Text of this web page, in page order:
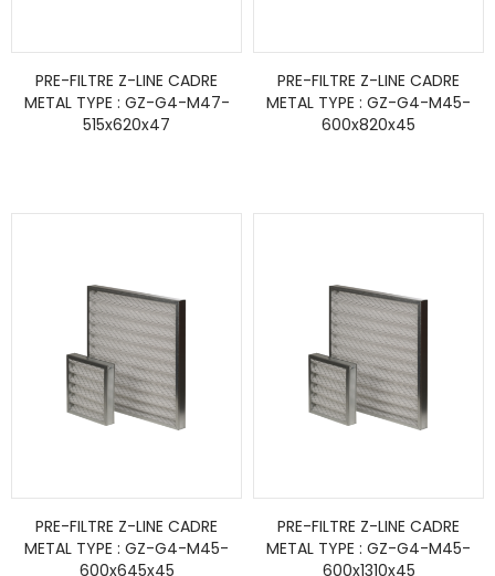
PRE-FILTRE Z-LINE CADRE
METAL TYPE : GZ-G4-M47-
515x620x47
PRE-FILTRE Z-LINE CADRE
METAL TYPE : GZ-G4-M45-
600x820x45
PRE-FILTRE Z-LINE CADRE
METAL TYPE : GZ-G4-M45-
600x645x45
PRE-FILTRE Z-LINE CADRE
METAL TYPE : GZ-G4-M45-
600x1310x45